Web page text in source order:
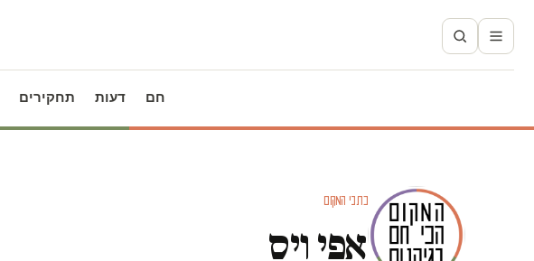
חם דעות תחקירים
כתבי המקום
אפי ויס